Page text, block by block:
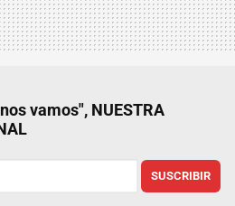
vamos", NUESTRA
SUSCRIBIR